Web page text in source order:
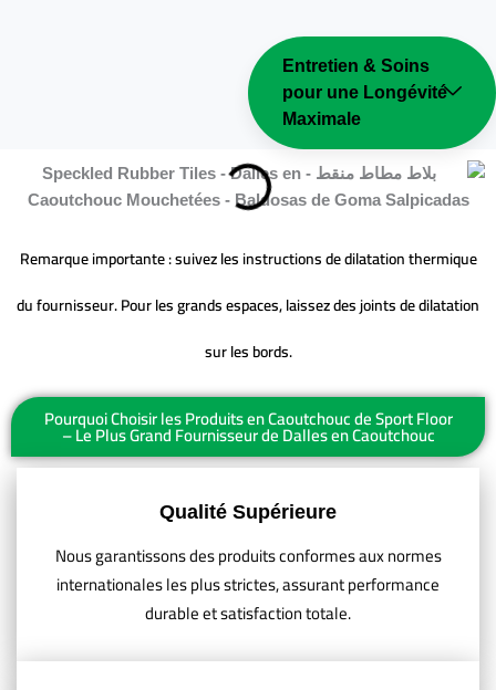
Entretien & Soins
pour une Longévité
Maximale
Remarque importante : suivez les instructions de dilatation thermique
du fournisseur. Pour les grands espaces, laissez des joints de dilatation
sur les bords.
Pourquoi Choisir les Produits en Caoutchouc de Sport Floor
– Le Plus Grand Fournisseur de Dalles en Caoutchouc
Qualité Supérieure
Nous garantissons des produits conformes aux normes
internationales les plus strictes, assurant performance
durable et satisfaction totale.